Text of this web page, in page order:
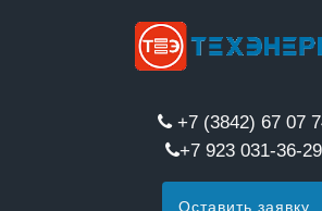
+7 (3842) 67 07
+7 923 031-36-29
Оставить заявку